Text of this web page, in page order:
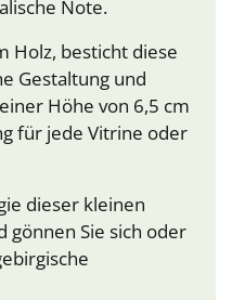
Note.
Holz, besticht diese
Gestaltung und
Höhe von 6,5 cm
für jede Vitrine oder
dieser kleinen
gönnen Sie sich oder